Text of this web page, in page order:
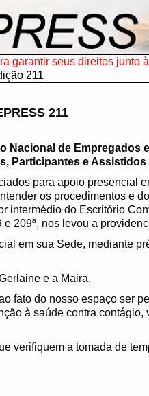
garantir seus direitos junto
211
211
Nacional de Empregados
Participantes e Assistidos
para apoio presencial
os procedimentos e
intermédio do Escritório
209ª, nos levou a
em sua Sede, mediante
e a Maira.
fato do nosso espaço ser
à saúde contra contágio,
verifiquem a tomada de